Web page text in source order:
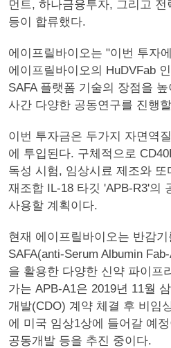
먼트, 하나금융투자, 그리고
등이 합류했다.
에이프릴바이오는 "이번 투자
에이프릴바이오의 HuDVFab
SAFA 플랫폼 기술의 장점을
사간 다양한 공동연구를 진행
이번 투자금은 두가지 자면역
에 투입된다. 구체적으로
독성 시험, 임상시료 제조와
재조합 IL-18 타깃 'APB-R3'의
사용할 계획이다.
현재 에이프릴바이오는 반감
SAFA(anti-Serum Albumin
을 활용한 다양한 신약 파이프
가는 APB-A1은 2019년 11월
개발(CDO) 계약 체결 후 비임
에 미국 임상1상에 들어갈 예
공동개발 등을 추진 중이다.